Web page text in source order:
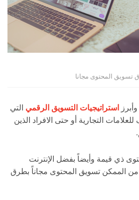
تسويق المحتوى مجانا
استراتيجيات التسويق الرقمي التي
التجارية أو حتى الافراد الذين
ذي قيمة وأيضاً بفضل الإنترنت
من الممكن تسويق المحتوى مجاناً بطرق